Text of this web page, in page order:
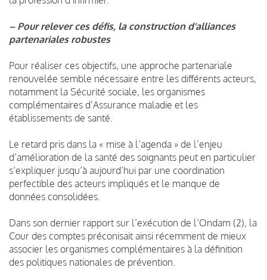
– Pour relever ces défis, la construction d’alliances
partenariales robustes
Pour réaliser ces objectifs, une approche partenariale
renouvelée semble nécessaire entre les différents acteurs,
notamment la Sécurité sociale, les organismes
complémentaires d’Assurance maladie et les
établissements de santé.
Le retard pris dans la « mise à l’agenda » de l’enjeu
d’amélioration de la santé des soignants peut en particulier
s’expliquer jusqu’à aujourd’hui par une coordination
perfectible des acteurs impliqués et le manque de
données consolidées.
Dans son dernier rapport sur l’exécution de l’Ondam (2), la
Cour des comptes préconisait ainsi récemment de mieux
associer les organismes complémentaires à la définition
des politiques nationales de prévention.